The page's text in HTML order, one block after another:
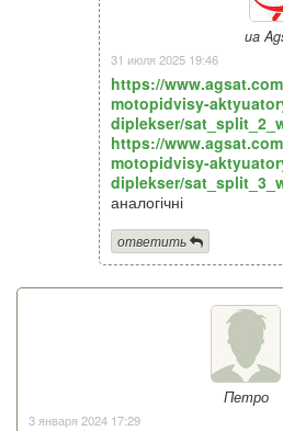
ua
31 июля 2025 19:46
https://
motopidvisy-
diplekser/
https://
motopidvisy-
diplekser/
аналогічні
ответить
Петро
3 января 2024 17:29